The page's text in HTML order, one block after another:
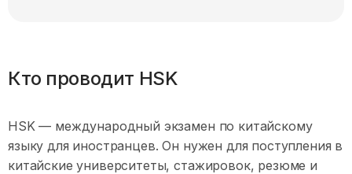
Кто проводит HSK
HSK — международный экзамен по китайскому
языку для иностранцев. Он нужен для поступления в
китайские университеты, стажировок, резюме и